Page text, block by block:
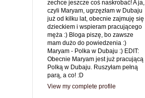
zechce jeszcze coś naskrobać! A ja,
czyli Maryam, ugrzęzłam w Dubaju
już od kilku lat, obecnie zajmuję się
dzieckiem i wspieram pracującego
męża :) Bloga piszę, bo zawsze
mam dużo do powiedzenia :)
Maryam - Polka w Dubaju :) EDIT:
Obecnie Maryam jest już pracującą
Polką w Dubaju. Ruszyłam pełną
parą, a co! :D
View my complete profile